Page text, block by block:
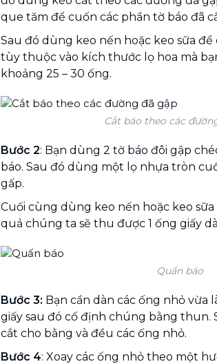
que tăm để cuốn các phần tờ báo đã
Sau đó dùng keo nến hoặc keo sữa
tùy thuộc vào kích thước lọ hoa mà
khoảng 25 – 30 ống.
Cắt báo theo các
Bước 2: Bạn dùng 2 tờ báo đôi gập
báo. Sau đó dùng một lọ nhựa tròn
gấp.
Cuối cùng dùng keo nến hoặc keo
quả chúng ta sẽ thu được 1 ống giấy
Quấn báo
Bước 3: Bạn cần dàn các ống nhỏ vừa
giấy sau đó cố định chúng bằng thun.
cắt cho bằng và đều các ống nhỏ.
Bước 4: Xoay các ống nhỏ theo một